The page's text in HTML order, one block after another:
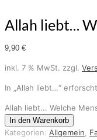
Allah liebt…
9,90 €
inkl. 7 % MwSt. zzgl.
In „Allah liebt…“
Allah liebt... Welche
In den Warenkorb
Kategorien: Allgemein,